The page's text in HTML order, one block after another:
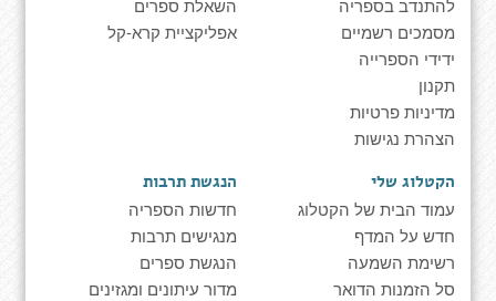
מסמכים רשמיים
ידידי הספרייה
תקנון
מדיניות פרטיות
הצהרת נגישות
אפליקציית קרא-קל
הקטלוג שלי
עמוד הבית של הקטלוג
חדש על המדף
רשימת השמעה
סל הזמנות הדואר
הנגשת תרבות
חדשות הספריה
מנגישים תרבות
הנגשת ספרים
מדור עיתונים ומגזינים